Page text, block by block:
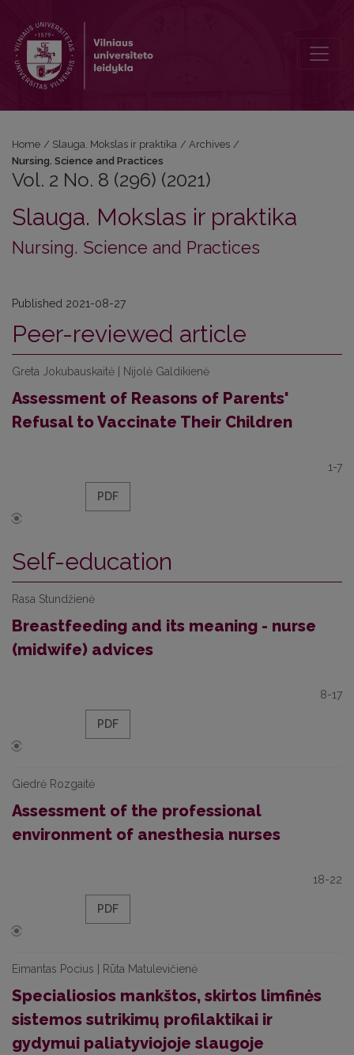
Home / Slauga. Mokslas ir praktika / Archives /
Nursing. Science and Practices
Vol. 2 No. 8 (296) (2021)
Slauga. Mokslas ir praktika
Nursing. Science and Practices
Published 2021-08-27
Peer-reviewed article
Greta Jokubauskaitė | Nijolė Galdikienė
Assessment of Reasons of Parents'
Refusal to Vaccinate Their Children
1-7
PDF
Self-education
Rasa Stundžienė
Breastfeeding and its meaning - nurse
(midwife) advices
8-17
PDF
Giedrė Rozgaitė
Assessment of the professional
environment of anesthesia nurses
18-22
PDF
Eimantas Pocius | Rūta Matulevičienė
Specialiosios mankštos, skirtos limfinės
sistemos sutrikimų profilaktikai ir
gydymui paliatyviojoje slaugoje